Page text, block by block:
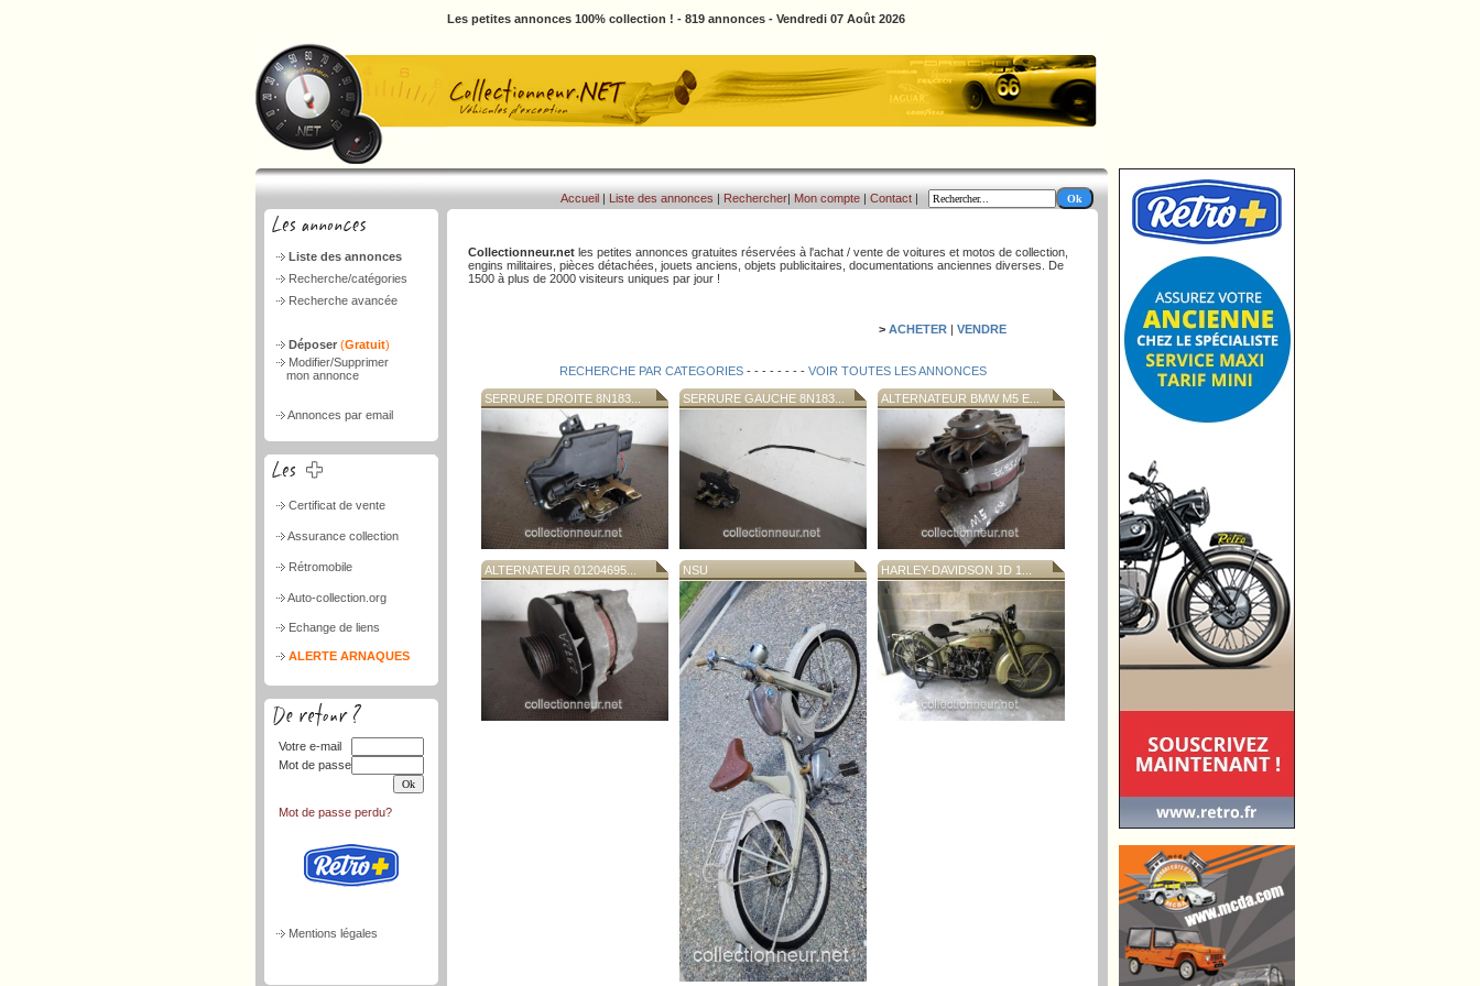
Les petites annonces 100% collection ! - 819 annonces - Vendredi 07 Août 2026
Liste des annonces
Recherche/catégories
Recherche avancée
Déposer (Gratuit)
Modifier/Supprimer
mon annonce
Annonces par email
Certificat de vente
Assurance collection
Rétromobile
Auto-collection.org
Echange de liens
ALERTE ARNAQUES
Votre e-mail
Mot de passe
Mot de passe perdu?
Mentions légales
Accueil | Liste des annonces | Rechercher| Mon compte | Contact |
Collectionneur.net les petites annonces gratuites réservées à l'achat / vente de voitures et motos de collection,
engins militaires, pièces détachées, jouets anciens, objets publicitaires, documentations anciennes diverses. De
1500 à plus de 2000 visiteurs uniques par jour !
> ACHETER | VENDRE
RECHERCHE PAR CATEGORIES - - - - - - - -VOIR TOUTES LES ANNONCES
SERRURE DROITE 8N183... SERRURE GAUCHE 8N183... ALTERNATEUR BMW M5 E...
ALTERNATEUR 01204695... NSU HARLEY-DAVIDSON JD 1...